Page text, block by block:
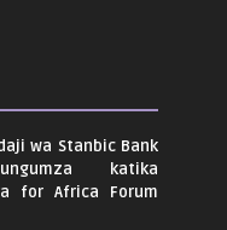
wa Stanbic Bank
katika
for Africa Forum